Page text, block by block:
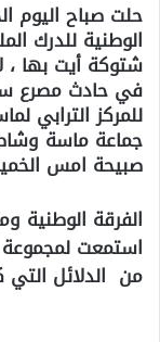
الوطنية للدرك
شتوكة أيت بها ،
في حادث مصرع
للمركز الترابي
جماعة ماسة
صبيحة امس
الفرقة الوطنية
استمعت
من الدلائل